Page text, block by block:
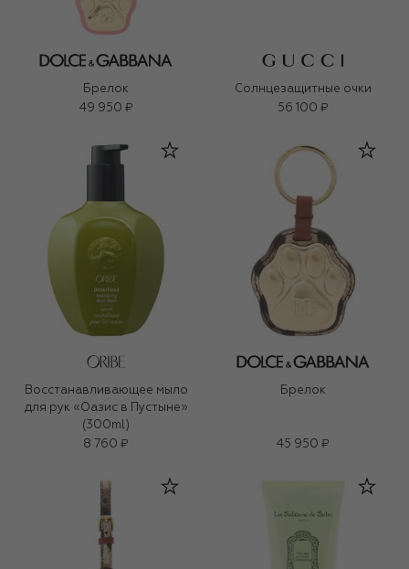
Брелок
49 950 ₽
Солнцезащитные очки
56 100 ₽
Восстанавливающее мыло
для рук «Оазис в Пустыне»
(300ml)
8 760 ₽
Брелок
45 950 ₽